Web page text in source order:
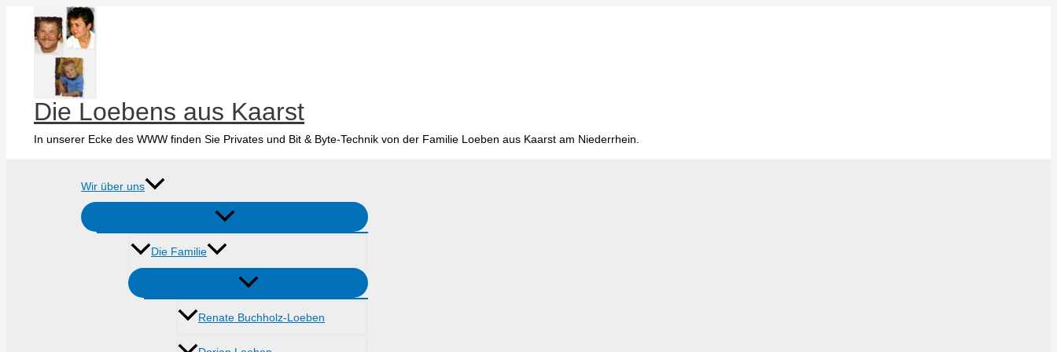
springen
Die Loebens aus Kaarst
In unserer Ecke des WWW finden Sie Privates und Bit & Byte-Technik von der Familie Loeben aus Kaarst am Niederrhein.
Wir über uns
Die Familie
Renate Buchholz-Loeben